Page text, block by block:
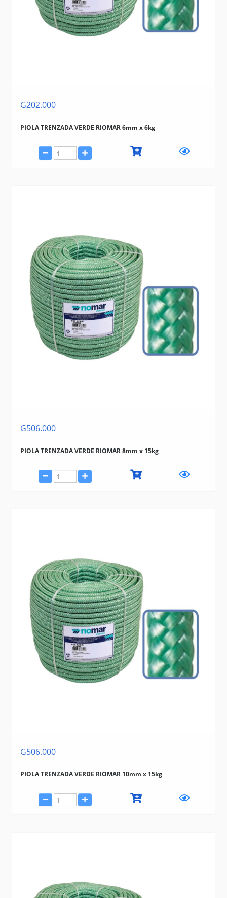
G202.000
PIOLA TRENZADA VERDE RIOMAR 6mm x 6kg
G506.000
PIOLA TRENZADA VERDE RIOMAR 8mm x 15kg
G506.000
PIOLA TRENZADA VERDE RIOMAR 10mm x 15kg